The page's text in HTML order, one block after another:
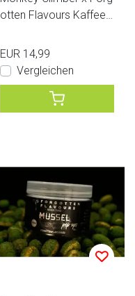
otten Flavours Kaffeec
EUR 14,99
Vergleichen